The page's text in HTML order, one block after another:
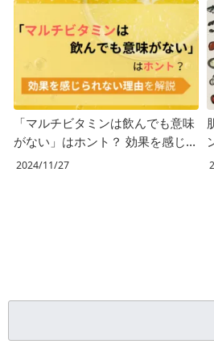
「マルチビタミンは飲んでも意味
がない」はホント？ 効果を感じ
られない理由を解説
2024/11/27